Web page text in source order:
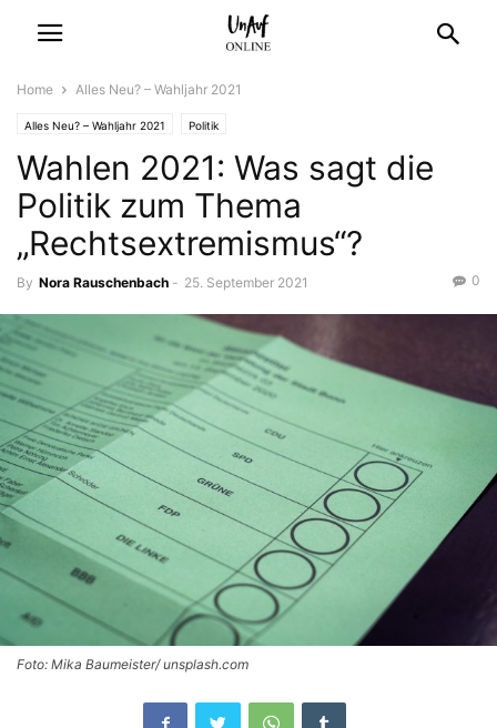
Home Alles Neu? – Wahljahr 2021
Alles Neu? – Wahljahr 2021 Politik
Wahlen 2021: Was sagt die
Politik zum Thema
„Rechtsextremismus“?
By Nora Rauschenbach - 25. September 2021 0
Foto: Mika Baumeister/ unsplash.com